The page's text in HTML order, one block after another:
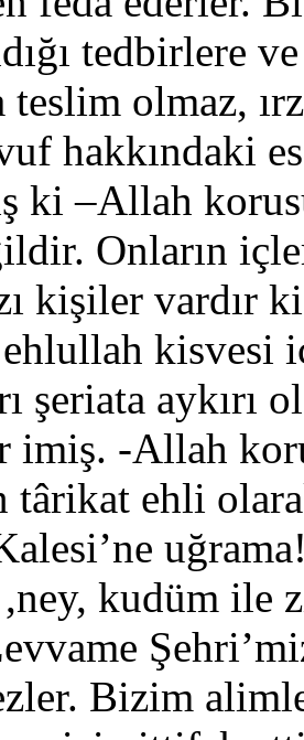
tedbirlere
teslim olmaz,
hakkındaki
ki –Allah
Onların
kişiler vardır
kisvesi
şeriata
imiş. -Allah
târikat ehli
kudüm ile
Bizim